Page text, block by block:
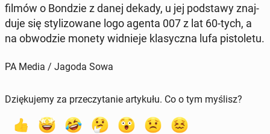
filmów o Bondzie z danej dekady, u jej pod­sta­wy znaj­
du­je się sty­li­zo­wa­ne logo agenta 007 z lat 60-tych, a
na ob­wo­dzie monety wid­nie­je kla­sycz­na lufa pi­sto­le­tu.
PA Media / Jagoda Sowa
Dziękujemy za przeczytanie artykułu. Co o tym myślisz?